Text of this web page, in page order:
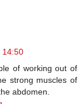
14:50
of working out of
strong muscles of
abdomen.